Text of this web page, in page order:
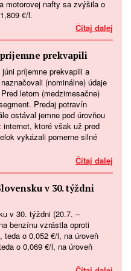
motorovej nafty sa zvýšila o
€/l.
Čítaj dalej
prekvapili
príjemne prekvapili a
(nominálne) údaje
letom (medzimesačne)
Predaj potravín
ostával jemne pod úrovňou
internet, ktoré však už pred
vykázali pomerne silné
Čítaj dalej
v 30. týždni
v 30. týždni (20.7. –
benzínu vzrástla oproti
teda o 0,052 €/l, na úroveň
o 0,069 €/l, na úroveň